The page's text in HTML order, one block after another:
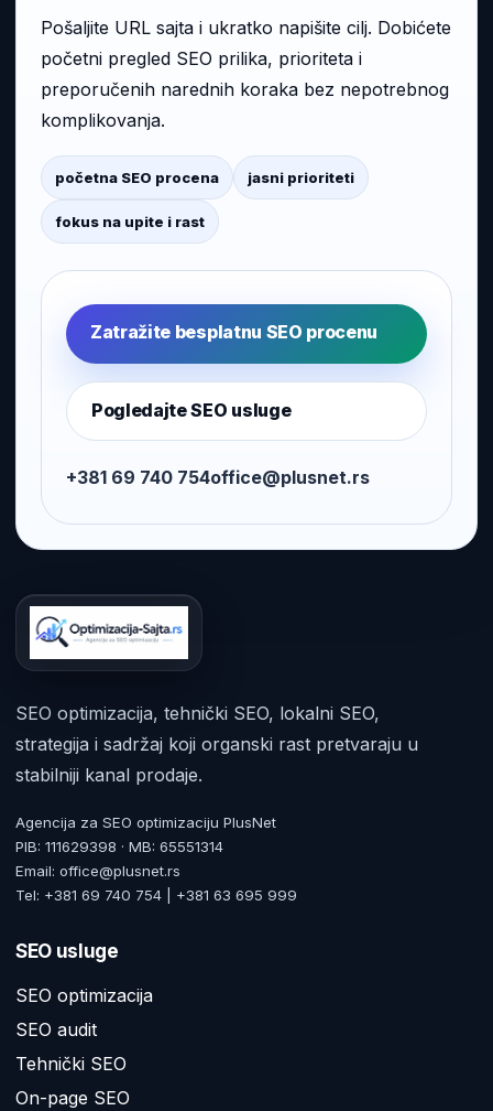
Pošaljite URL sajta i ukratko napišite cilj. Dobićete
početni pregled SEO prilika, prioriteta i
preporučenih narednih koraka bez nepotrebnog
komplikovanja.
početna SEO procena jasni prioriteti
fokus na upite i rast
Zatražite besplatnu SEO procenu
Pogledajte SEO usluge
+381 69 740 754office@plusnet.rs
SEO optimizacija, tehnički SEO, lokalni SEO,
strategija i sadržaj koji organski rast pretvaraju u
stabilniji kanal prodaje.
Agencija za SEO optimizaciju PlusNet
PIB: 111629398 · MB: 65551314
Email: office@plusnet.rs
Tel: +381 69 740 754 | +381 63 695 999
SEO usluge
SEO optimizacija
SEO audit
Tehnički SEO
On-page SEO